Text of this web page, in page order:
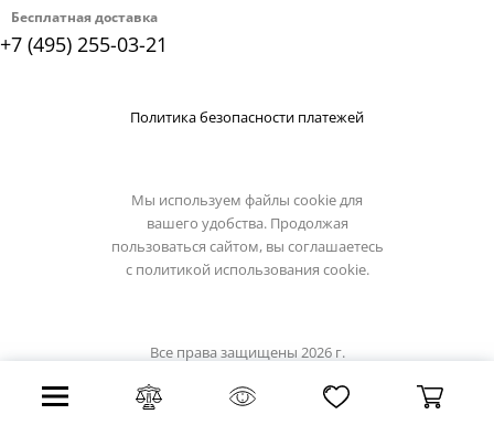
Бесплатная доставка
+7 (495) 255-03-21
Политика безопасности платежей
Мы используем файлы cookie для
вашего удобства. Продолжая
пользоваться сайтом, вы соглашаетесь
с политикой использования cookie.
Все права защищены 2026 г.